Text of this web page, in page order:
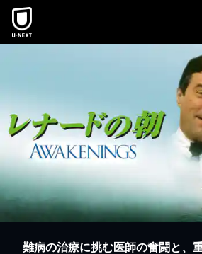
本文へスキップ
難病の治療に挑む医師の奮闘と、